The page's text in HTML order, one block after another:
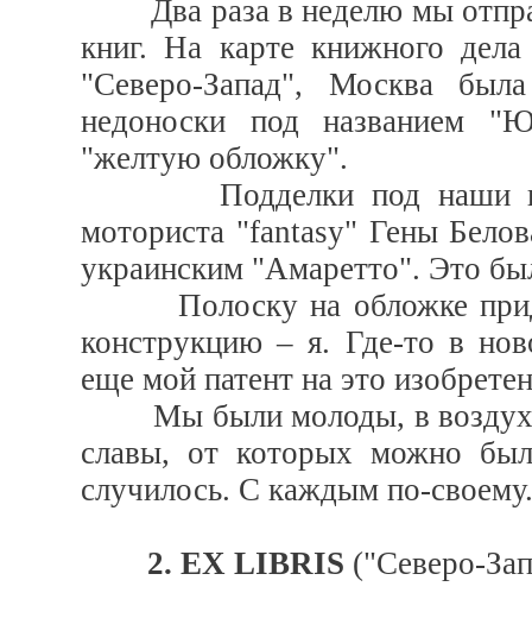
Два раза в неделю мы
книг. На карте книжного
"Северо-Запад", Москва
недоноски под названием
"желтую обложку".
Подделки под наши
моториста "fantasy" Гены
украинским "Амаретто". Это
Полоску на обложке
конструкцию – я. Где-то в
еще мой патент на это
Мы были молоды, в воздухе
славы, от которых можно
случилось. С каждым по-своему.
2. EX LIBRIS ("Северо-